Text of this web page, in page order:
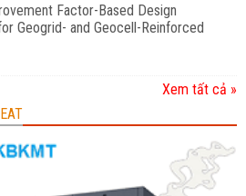
Factor-Based Design
Geogrid- and Geocell-Reinforced
Xem tất cả »